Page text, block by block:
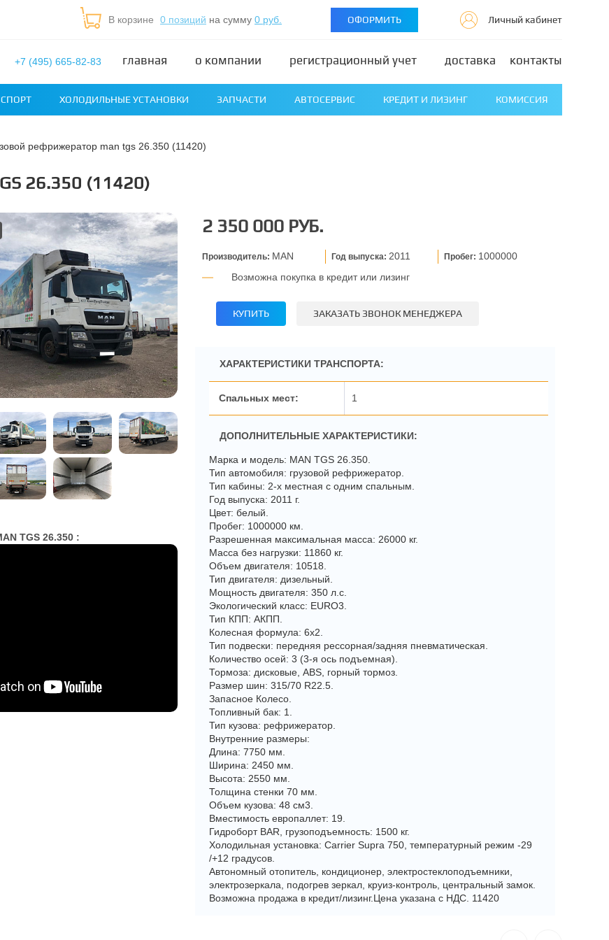
В корзине 0 позиций на сумму 0 руб. ОФОРМИТЬ Личный кабинет
+7 (495) 665-82-83 главная о компании регистрационный учет доставка контакты
ХОЛОДИЛЬНЫЕ УСТАНОВКИ ЗАПЧАСТИ АВТОСЕРВИС КРЕДИТ И ЛИЗИНГ КОМИССИЯ
рефрижератор man tgs 26.350 (11420)
26.350 (11420)
TGS 26.350 :
2 350 000 РУБ.
Производитель: MAN Год выпуска:2011 Пробег: 1000000
Возможна покупка в кредит или лизинг
КУПИТЬ ЗАКАЗАТЬ ЗВОНОК МЕНЕДЖЕРА
ХАРАКТЕРИСТИКИ ТРАНСПОРТА:
1
ДОПОЛНИТЕЛЬНЫЕ ХАРАКТЕРИСТИКИ:
Марка и модель: MAN TGS 26.350.
Тип автомобиля: грузовой рефрижератор.
Тип кабины: 2-х местная с одним спальным.
Год выпуска: 2011 г.
Цвет: белый.
Пробег: 1000000 км.
Разрешенная максимальная масса: 26000 кг.
Масса без нагрузки: 11860 кг.
Объем двигателя: 10518.
Тип двигателя: дизельный.
Мощность двигателя: 350 л.с.
Экологический класс: EURO3.
Тип КПП: АКПП.
Колесная формула: 6x2.
Тип подвески: передняя рессорная/задняя пневматическая.
Количество осей: 3 (3-я ось подъемная).
Тормоза: дисковые, ABS, горный тормоз.
Размер шин: 315/70 R22.5.
Запасное Колесо.
Топливный бак: 1.
Тип кузова: рефрижератор.
Внутренние размеры:
Длина: 7750 мм.
Ширина: 2450 мм.
Высота: 2550 мм.
Толщина стенки 70 мм.
Объем кузова: 48 см3.
Вместимость европаллет: 19.
Гидроборт BAR, грузоподъемность: 1500 кг.
Холодильная установка: Carrier Supra 750, температурный режим -29
/+12 градусов.
Автономный отопитель, кондиционер, электростеклоподъемники,
электрозеркала, подогрев зеркал, круиз-контроль, центральный замок.
Возможна продажа в кредит/лизинг.Цена указана с НДС. 11420